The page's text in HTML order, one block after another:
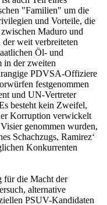
"Familien" um die
und Vorteile, die
Maduro und
weit verbreiteten
Öl- und
in der zweiten
PDVSA-Offiziere
festgenommen
und UN-Vertreter
besteht kein Zweifel,
Korruption verwickelt
genommen wurden,
Schachzugs, Ramirez‘
Konkurrenten
für die Macht der
alternative
PSUV-Kandidaten